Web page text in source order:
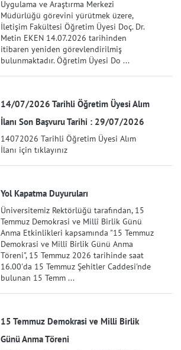
Uygulama ve Araştırma Merkezi
Müdürlüğü görevini yürütmek üzere,
İletişim Fakültesi Öğretim Üyesi Doç. Dr.
Metin EKEN 14.07.2026 tarihinden
itibaren yeniden görevlendirilmiş
bulunmaktadır. Öğretim Üyesi Do ...
14/07/2026 Tarihli Öğretim Üyesi Alım
İlanı Son Başvuru Tarihi : 29/07/2026
14072026 Tarihli Öğretim Üyesi Alım
İlanı için tıklayınız
Yol Kapatma Duyuruları
Üniversitemiz Rektörlüğü tarafından, 15
Temmuz Demokrasi ve Millî Birlik Günü
Anma Etkinlikleri kapsamında "15 Temmuz
Demokrasi ve Millî Birlik Günü Anma
Töreni", 15 Temmuz 2026 tarihinde saat
16.00'da 15 Temmuz Şehitler Caddesi'nde
bulunan 15 Temm ...
15 Temmuz Demokrasi ve Milli Birlik
Günü Anma Töreni